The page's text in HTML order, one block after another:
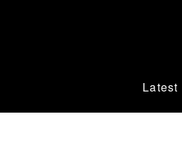
Latest